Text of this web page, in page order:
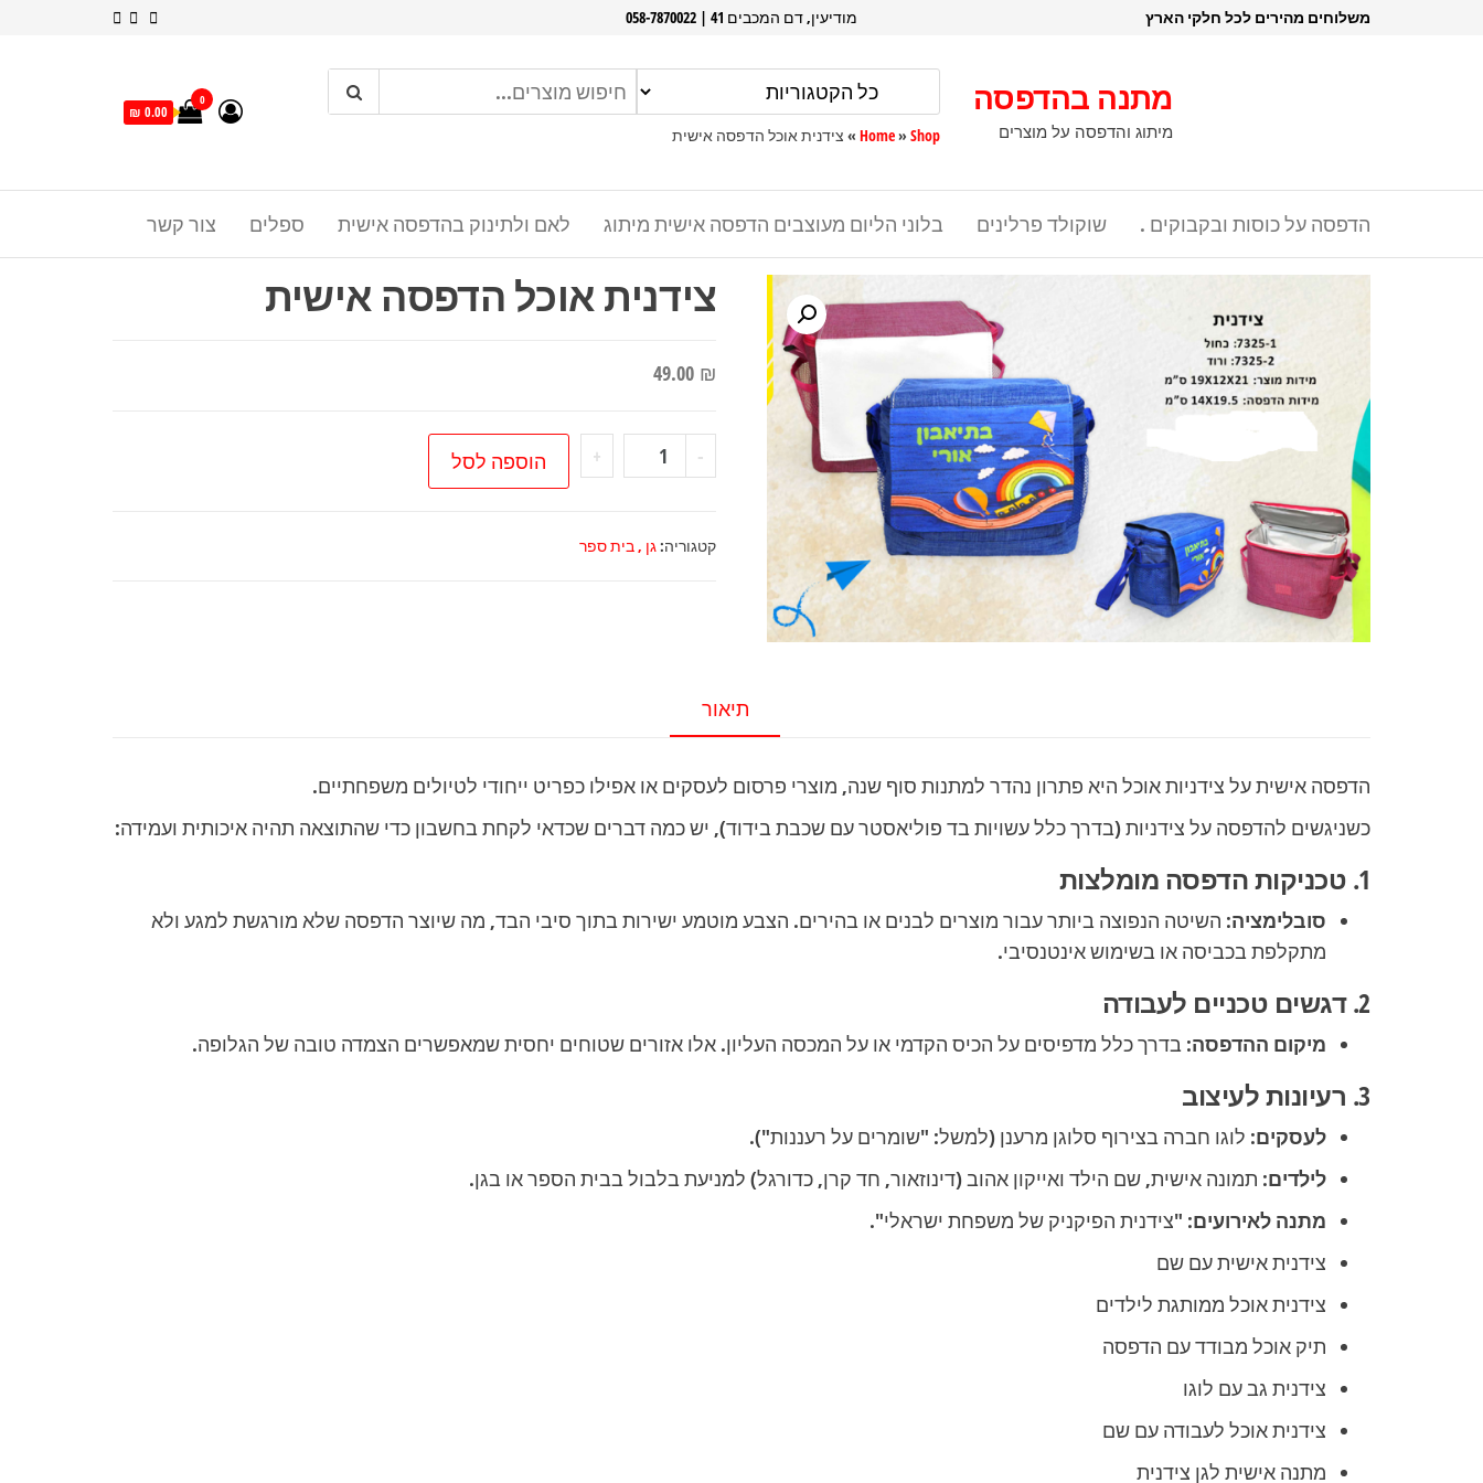
משלוחים מהירים לכל חלקי הארץ מודיעין, דם המכבים 41 | 058-7870022
מתנה בהדפסה
מיתוג והדפסה על מוצרים Home» Shop
» צידנית אוכל הדפסה אישית
0
0.00 ₪
צור קשר ספלים לאם ולתינוק בהדפסה אישית בלוני הליום מעוצבים הדפסה אישית מיתוג שוקולד פרלינים הדפסה על כוסות ובקבוקים .
צידנית אוכל הדפסה אישית
49.00 ₪
-
כמות
של
אוכל
+ הוספה לסל
קטגוריה:גן , בית ספר
תיאור
הדפסה אישית על צידניות אוכל היא פתרון נהדר למתנות סוף שנה, מוצרי פרסום לעסקים או אפילו כפריט ייחודי לטיולים משפחתיים.
כשניגשים להדפסה על צידניות (בדרך כלל עשויות בד פוליאסטר עם שכבת בידוד), יש כמה דברים שכדאי לקחת בחשבון כדי שהתוצאה תהיה איכותית ועמידה:
1. טכניקות הדפסה מומלצות
סובלימציה: השיטה הנפוצה ביותר עבור מוצרים לבנים או בהירים. הצבע מוטמע ישירות בתוך סיבי הבד, מה שיוצר הדפסה שלא מורגשת למגע ולא
מתקלפת בכביסה או בשימוש אינטנסיבי.
2. דגשים טכניים לעבודה
מיקום ההדפסה: בדרך כלל מדפיסים על הכיס הקדמי או על המכסה העליון. אלו אזורים שטוחים יחסית שמאפשרים הצמדה טובה של הגלופה.
3. רעיונות לעיצוב
לעסקים: לוגו חברה בצירוף סלוגן מרענן (למשל: "שומרים על רעננות").
לילדים: תמונה אישית, שם הילד ואייקון אהוב (דינוזאור, חד קרן, כדורגל) למניעת בלבול בבית הספר או בגן.
מתנה לאירועים: "צידנית הפיקניק של משפחת ישראלי".
צידנית אישית עם שם
צידנית אוכל ממותגת לילדים
תיק אוכל מבודד עם הדפסה
צידנית גב עם לוגו
צידנית אוכל לעבודה עם שם
מתנה אישית לגן צידנית